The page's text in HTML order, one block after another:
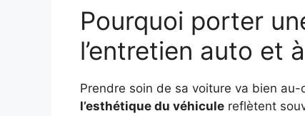
Pourquoi porter
l’entretien auto et
Prendre soin de sa voiture va bien au-
l’esthétique du véhicule reflètent